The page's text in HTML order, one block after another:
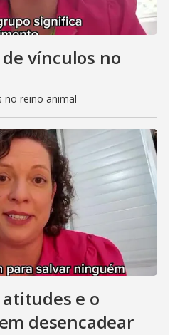
vínculos no
no reino animal
atitudes e o
desencadear